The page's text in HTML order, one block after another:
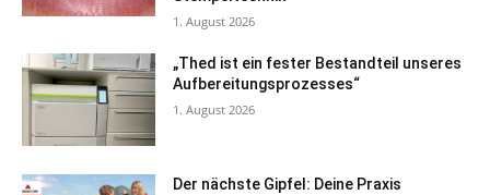
1. August 2026
„Thed ist ein fester Bestandteil unseres
Aufbereitungsprozesses“
1. August 2026
Der nächste Gipfel: Deine Praxis